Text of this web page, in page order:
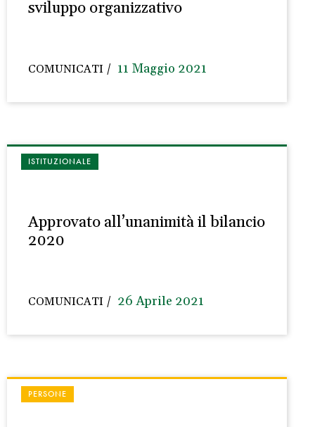
sviluppo organizzativo
COMUNICATI 11 Maggio 2021
ISTITUZIONALE
Approvato all’unanimità il bilancio
2020
COMUNICATI 26 Aprile 2021
PERSONE